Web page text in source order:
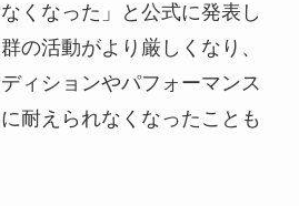
くなった」と公式に発表し
の活動がより厳しくなり、
ィションやパフォーマンス
耐えられなくなったことも